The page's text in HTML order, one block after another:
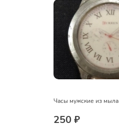
Часы мужские из мыла
250 ₽